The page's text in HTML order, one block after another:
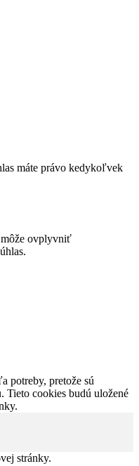
máte právo kedykoľvek
môže ovplyvniť
potreby, pretože sú
Tieto cookies budú uložené
stránky.